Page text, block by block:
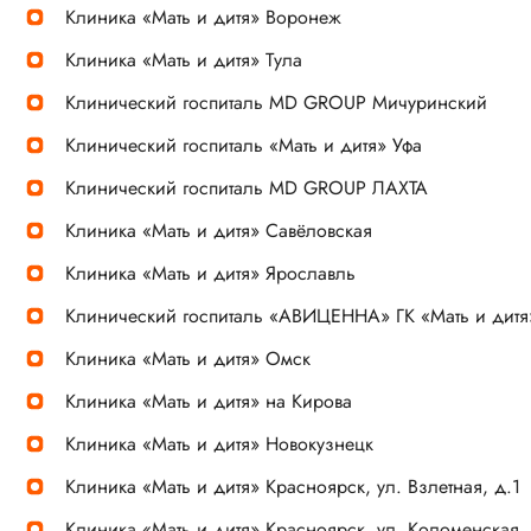
Клиника «Мать и дитя» Воронеж
Клиника «Мать и дитя» Тула
Клинический госпиталь MD GROUP Мичуринский
Клинический госпиталь «Мать и дитя» Уфа
Клинический госпиталь MD GROUP ЛАХТА
Клиника «Мать и дитя» Савёловская
Клиника «Мать и дитя» Ярославль
Клинический госпиталь «АВИЦЕННА» ГК «Мать и
Клиника «Мать и дитя» Омск
Клиника «Мать и дитя» на Кирова
Клиника «Мать и дитя» Новокузнецк
Клиника «Мать и дитя» Красноярск, ул. Взлетная, д.1